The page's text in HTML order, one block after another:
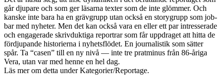
går dju­pare och som ger läsarna tex­ter som de inte glöm­mer. Och
kanske inte bara ha en gräv­grupp utan också en sto­ry­grupp som job­
bar med nyheter. Men det kan också vara en eller ett par intresser­ade
och engager­ade skriv­duk­tiga repor­trar som får upp­draget att hitta de
förd­ju­pande his­to­ri­erna i nyhets­flödet. En jour­nal­is­tik som sät­ter
spår. Ta “casen” till en ny nivå — inte tre prat­mi­nus från 86-åriga
Vera, utan var med henne en hel dag.
Läs mer om detta under Kategorier/Reportage.